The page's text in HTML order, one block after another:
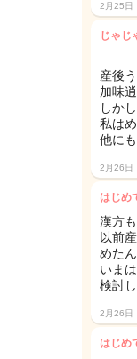
2月25日
じゃじ
産後
加味
しか
私は
他に
2月26日
はじめ
漢方
以前
めたん
いま
検討
2月26日
はじめ